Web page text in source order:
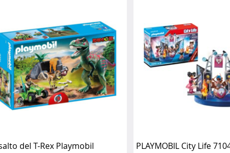
del T-Rex Playmobil
PLAYMOBIL City Life